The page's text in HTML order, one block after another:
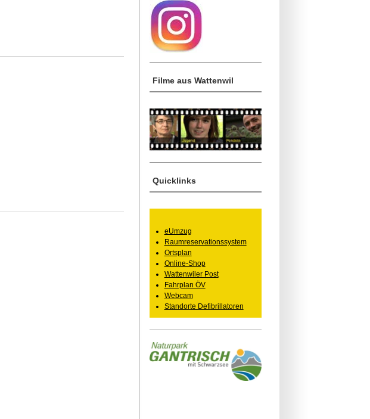
Filme aus Wattenwil
Quicklinks
eUmzug
Raumreservationssystem
Ortsplan
Online-Shop
Wattenwiler Post
Fahrplan ÖV
Webcam
Standorte Defibrillatoren